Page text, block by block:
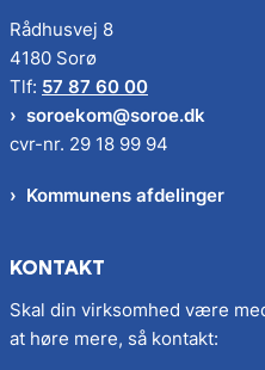
Rådhusvej 8
4180 Sorø
Tlf: 57 87 60 00
soroekom@soroe.dk
cvr-nr. 29 18 99 94
Kommunens afdelinger
KONTAKT
Skal din virksomhed være
at høre mere, så kontakt: